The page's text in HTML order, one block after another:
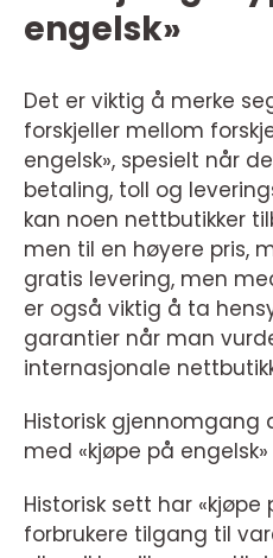
engelsk»
Det er viktig å merke
forskjeller mellom
engelsk», spesielt når
betaling, toll og
kan noen nettbutikker
men til en høyere pris,
gratis levering, men
er også viktig å ta
garantier når man
internasjonale
Historisk
med «kjøpe på engelsk»
Historisk sett har
forbrukere tilgang til